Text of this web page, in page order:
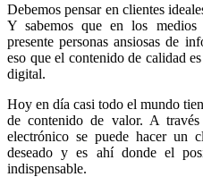
Debemos pensar en clientes
Y sabemos que en los medios
presente personas ansiosas de
eso que el contenido de calidad
digital.
Hoy en día casi todo el mundo
de contenido de valor. A
electrónico se puede hacer un
deseado y es ahí donde el
indispensable.